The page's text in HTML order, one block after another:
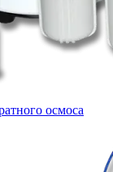
осмоса